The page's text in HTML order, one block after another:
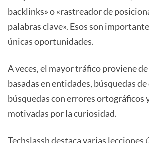
backlinks» o «rastreador de
palabras clave». Esos son
únicas oportunidades.
A veces, el mayor tráfico proviene
basadas en entidades, búsquedas
búsquedas con errores ortográficos
motivadas por la curiosidad.
Techslassh destaca varias lecciones